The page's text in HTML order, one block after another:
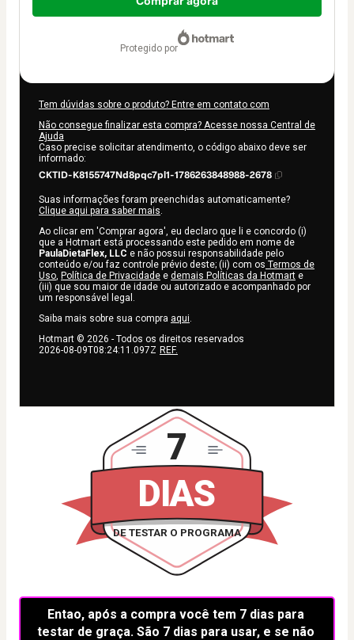
US$ 187,00
protegido por
Tem dúvidas sobre o produto? Entre em contato com
Não consegue finalizar esta compra? Acesse nossa Central de
Ajuda
Caso precise solicitar atendimento, o código abaixo deve ser
informado:
CKTID-K8155747Nd8pqc7pl1-1786263848988-2678
Suas informações foram preenchidas automaticamente?
Clique aqui para saber mais.
Ao clicar em 'Comprar agora', eu declaro que li e concordo (i)
que a Hotmart está processando este pedido em nome de
PaulaDietaFlex, LLC e não possui responsabilidade pelo
conteúdo e/ou faz controle prévio deste; (ii) com os Termos de
Uso, Política de Privacidade e demais Políticas da Hotmart e
(iii) que sou maior de idade ou autorizado e acompanhado por
um responsável legal.
Saiba mais sobre sua compra aqui.
Hotmart © 2026 - Todos os direitos reservados
2026-08-09T08:24:11.097Z REF.
DIAS
DE TESTAR O PROGRAMA
7
Entao, após a compra você tem 7 dias para
testar de graça. São 7 dias para usar, e se não